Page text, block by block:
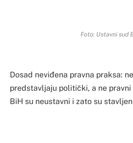
Foto: Ustavni sud
Dosad neviđena pravna praksa:
predstavljaju politički, a ne pravni
BiH su neustavni i zato su